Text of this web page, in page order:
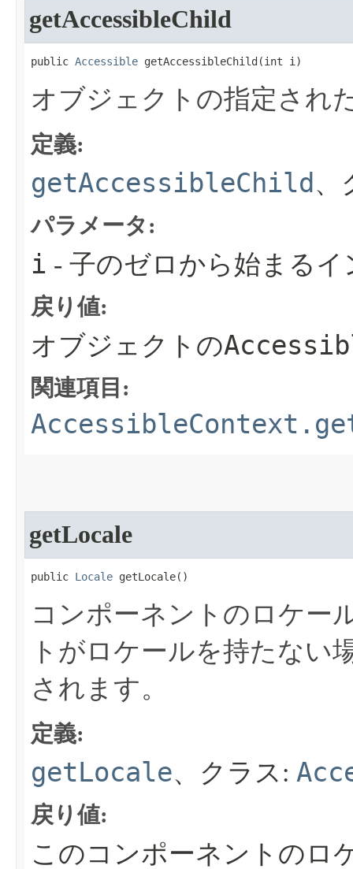
getAccessibleChild
public Accessible getAccessibleChild​(int i)
オブジェクトの指定され
定義:
getAccessibleChild 、
パラメータ:
i - 子のゼロから始まる
戻り値:
オブジェクトの
関連項目:
getLocale
public Locale getLocale​()
コンポーネントのロケー
トがロケールを持たない
されます。
定義:
getLocale、クラス:
戻り値:
このコンポーネントのロ